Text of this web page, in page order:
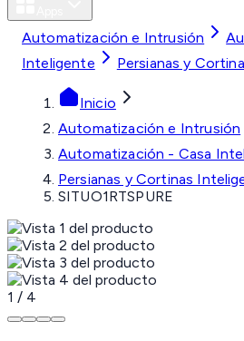
Automatización e Intrusión
Inteligente
Persianas y
Inicio
Automatización e Intrusión
Automatización - Casa
Persianas y Cortinas
SITUO1RTSPURE
1 / 4